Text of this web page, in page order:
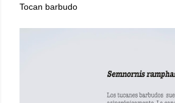
Tocan barbudo